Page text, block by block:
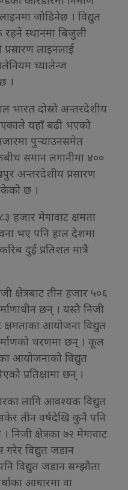
जोडिनेछ । विद्युत
स्थानमा बिजुली
लाइनलाई
च्यालेन्ज
।
भारत दोस्रो अन्तरदेशीय
यहाँ बढी भएको
पुर्‍याउनसमेत
समान लगानीमा ४००
अन्तरदेशीय प्रसारण
छ ।
हजार मेगावाट क्षमता
भए पनि हाल देशमा
दुई प्रतिशत मात्रै
क्षेत्रबाट तीन हजार ५०६
छन् । यस्तै निजी
क्षमताका आयोजना विद्युत
चरणमा छन् । कूल
आयोजनाको विद्युत
प्रतिक्षामा छन् ।
लागि आवश्यक विद्युत
तीन वर्षदेखि कुनै पनि
क्षेत्रका ७२ मेगावाट
गरेर विद्युत जडान
विद्युत जडान सम्झौता
आधारमा वा